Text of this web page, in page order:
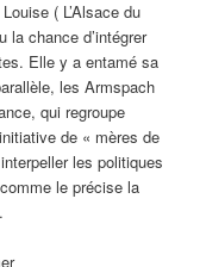
( L’Alsace du
la chance d’intégrer
Elle y a entamé sa
les Armspach
qui regroupe
de « mères de
les politiques
le précise la